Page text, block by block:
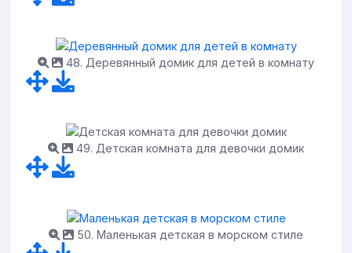
48. Деревянный домик для детей в комнату
49. Детская комната для девочки домик
50. Маленькая детская в морском стиле